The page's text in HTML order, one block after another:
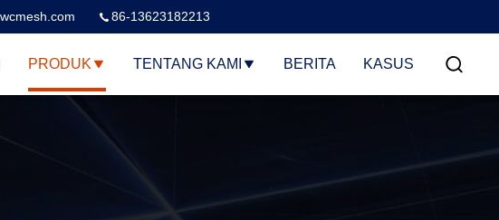
86-13623182213
PRODUK TENTANG KAMI BERITA KASUS